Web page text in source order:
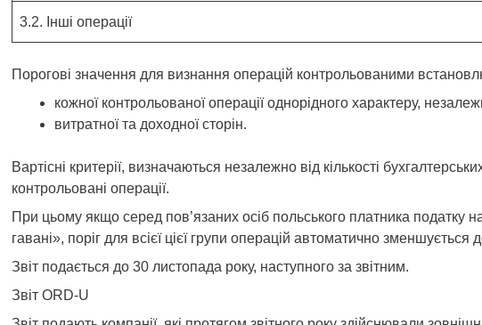
3.2. Інші операції
Порогові значення для визнання операцій контрольованими
кожної контрольованої операції однорідного характеру,
витратної та доходної сторін.
Вартісні критерії, визначаються незалежно від кількості
контрольовані операції.
При цьому якщо серед пов’язаних осіб польського платника податку
гавані», поріг для всієї цієї групи операцій автоматично зменшується
Звіт подається до 30 листопада року, наступного за звітним.
Звіт ORD-U